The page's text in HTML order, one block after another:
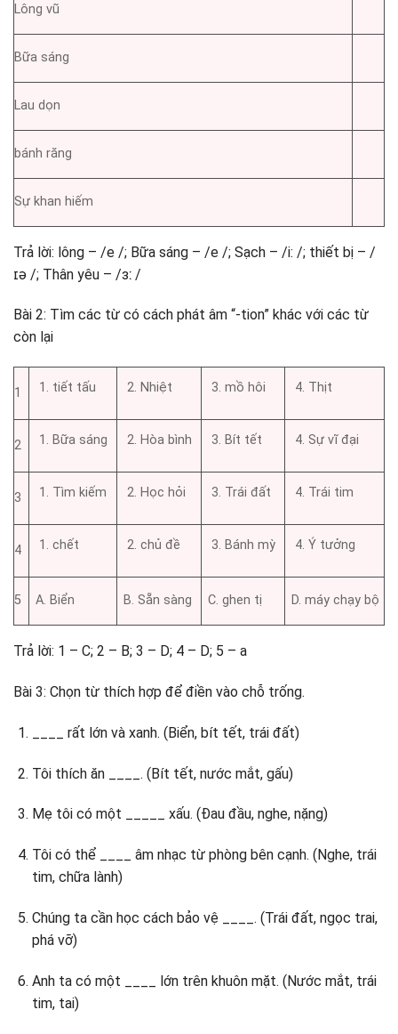
Lông vũ
Bữa sáng
Lau dọn
bánh răng
Sự khan hiếm
Trả lời: lông – /e /; Bữa sáng – /e /; Sạch – /i: /; thiết bị – /
ɪə /; Thân yêu – /ɜː /
Bài 2: Tìm các từ có cách phát âm “-tion” khác với các từ
còn lại
1 tiết tấu Nhiệt mồ hôi Thịt
2 Bữa sáng Hòa bình Bít tết Sự vĩ đại
3 Tìm kiếm Học hỏi Trái đất Trái tim
4 chết chủ đề Bánh mỳ Ý tưởng
5 A. Biển B. Sẵn sàng C. ghen tị D. máy chạy bộ
Trả lời: 1 – C; 2 – B; 3 – D; 4 – D; 5 – a
Bài 3: Chọn từ thích hợp để điền vào chỗ trống.
____ rất lớn và xanh. (Biển, bít tết, trái đất)
Tôi thích ăn ____. (Bít tết, nước mắt, gấu)
Mẹ tôi có một _____ xấu. (Đau đầu, nghe, nặng)
Tôi có thể ____ âm nhạc từ phòng bên cạnh. (Nghe, trái
tim, chữa lành)
Chúng ta cần học cách bảo vệ ____. (Trái đất, ngọc trai,
phá vỡ)
Anh ta có một ____ lớn trên khuôn mặt. (Nước mắt, trái
tim, tai)